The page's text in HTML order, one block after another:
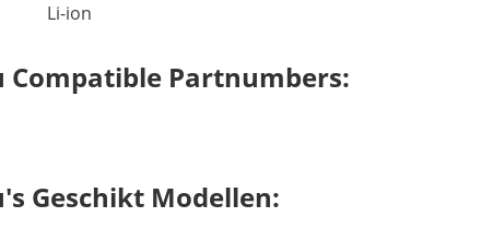
Li-ion
Compatible Partnumbers:
Geschikt Modellen: